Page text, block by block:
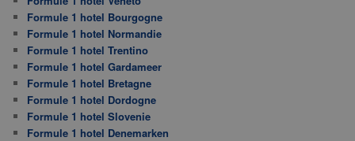
Formule 1 hotel Bourgogne
Formule 1 hotel Normandie
Formule 1 hotel Trentino
Formule 1 hotel Gardameer
Formule 1 hotel Bretagne
Formule 1 hotel Dordogne
Formule 1 hotel Slovenie
Formule 1 hotel Denemarken